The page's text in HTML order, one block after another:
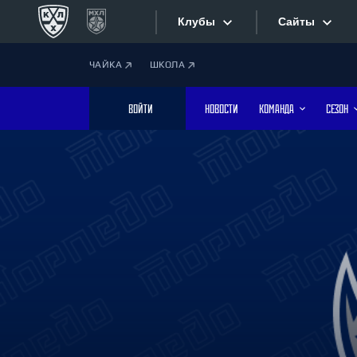
Клубы
Дивизион Боброва
Лада
Сайты
Текстовые
Фотобанк
ЧАЙКА ШКОЛА
ВОЙТИ НОВОСТИ КОМАНДА СЕЗОН